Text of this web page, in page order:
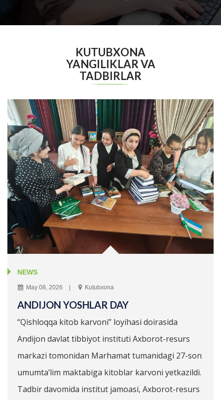
KUTUBXONA
YANGILIKLAR VA
TADBIRLAR
NEWS
May 08, 2026 Kutubxona
ANDIJON YOSHLAR DAY
“Qishloqqa kitob karvoni” loyihasi doirasida
Andijon davlat tibbiyot instituti Axborot-resurs
markazi tomonidan Marhamat tumanidagi 27-son
umumta’lim maktabiga kitoblar karvoni yetkazildi.
Tadbir davomida institut jamoasi, Axborot-resurs